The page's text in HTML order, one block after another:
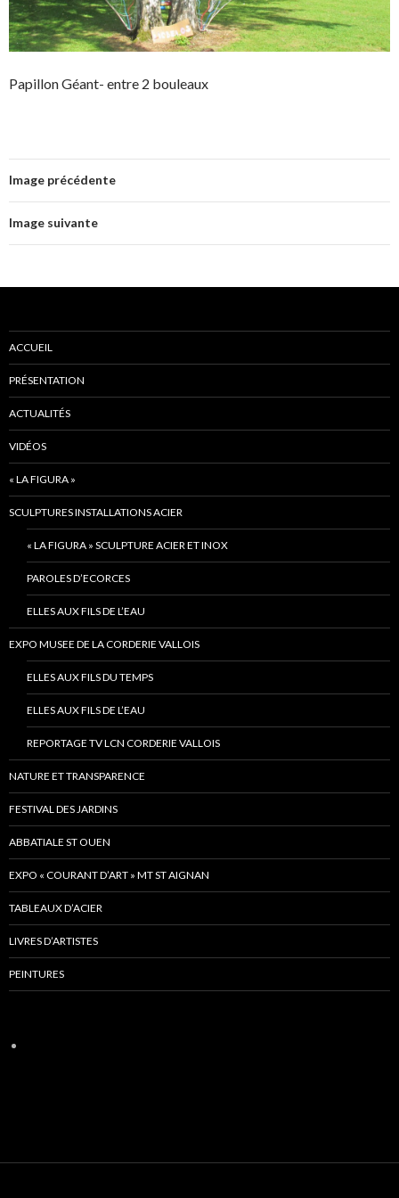
Papillon Géant- entre 2 bouleaux
Image précédente
Image suivante
ACCUEIL
PRÉSENTATION
ACTUALITÉS
VIDÉOS
« LA FIGURA »
SCULPTURES INSTALLATIONS ACIER
« LA FIGURA » SCULPTURE ACIER ET INOX
PAROLES D’ECORCES
ELLES AUX FILS DE L’EAU
EXPO MUSEE DE LA CORDERIE VALLOIS
ELLES AUX FILS DU TEMPS
ELLES AUX FILS DE L’EAU
REPORTAGE TV LCN CORDERIE VALLOIS
NATURE ET TRANSPARENCE
FESTIVAL DES JARDINS
ABBATIALE ST OUEN
EXPO « COURANT D’ART » MT ST AIGNAN
TABLEAUX D’ACIER
LIVRES D’ARTISTES
PEINTURES